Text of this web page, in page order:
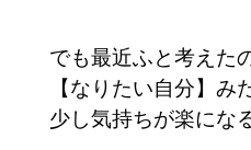
でも最近ふと考えた
【なりたい自分】み
少し気持ちが楽になる